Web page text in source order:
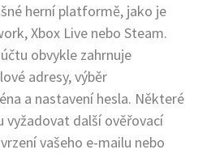
herní platformě, jako je
Xbox Live nebo Steam.
obvykle zahrnuje
adresy, výběr
a nastavení hesla. Některé
další ověřovací
vašeho e-mailu nebo